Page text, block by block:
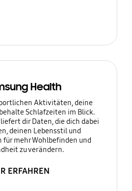
Health
Aktivitäten, deine
Schlafzeiten im Blick.
dir Daten, die dich dabei
deinen Lebensstil und
für mehr Wohlbefinden und
zu verändern.
ERFAHREN